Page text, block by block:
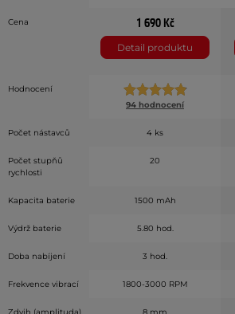
Cena 1 690 Kč
Detail produktu
Hodnocení
94 hodnocení
Počet nástavců 4 ks
Počet stupňů
rychlosti
20
Kapacita baterie 1500 mAh
Výdrž baterie 5.80 hod.
Doba nabíjení 3 hod.
Frekvence vibrací 1800-3000 RPM